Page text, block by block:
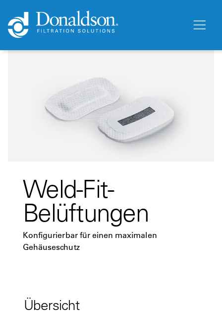
Weld-Fit-
Belüftungen
Konfigurierbar für einen maximalen
Gehäuseschutz
Übersicht